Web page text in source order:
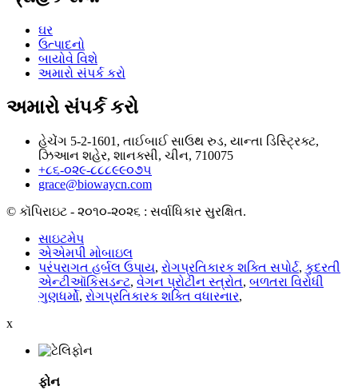
ઘર
ઉત્પાદનો
બાયોવે વિશે
અમારો સંપર્ક કરો
અમારો સંપર્ક કરો
હેચેંગ 5-2-1601, તાઈબાઈ સાઉથ રુડ, યાન્તા ડિસ્ટ્રિક્ટ,
ઝિઆન શહેર, શાનક્સી, ચીન, 710075
+૮૬-૦૨૯-૮૮૮૯૯૦૭૫
grace@biowaycn.com
© કૉપિરાઇટ - ૨૦૧૦-૨૦૨૬ : સર્વાધિકાર સુરક્ષિત.
સાઇટમેપ
એએમપી મોબાઇલ
પરંપરાગત હર્બલ ઉપાય, રોગપ્રતિકારક શક્તિ સપોર્ટ, કુદરતી
એન્ટીઑકિસડન્ટ, વેગન પ્રોટીન સ્ત્રોત, બળતરા વિરોધી
ગુણધર્મો, રોગપ્રતિકારક શક્તિ વધારનાર,
x
ફોન